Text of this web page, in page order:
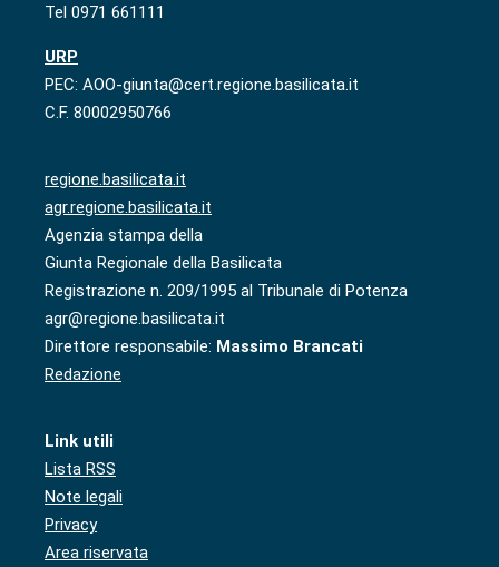
Tel 0971 661111
URP
PEC: AOO-giunta@cert.regione.basilicata.it
C.F. 80002950766
regione.basilicata.it
agr.regione.basilicata.it
Agenzia stampa della
Giunta Regionale della Basilicata
Registrazione n. 209/1995 al Tribunale di Potenza
agr@regione.basilicata.it
Direttore responsabile: Massimo Brancati
Redazione
Link utili
Lista RSS
Note legali
Privacy
Area riservata